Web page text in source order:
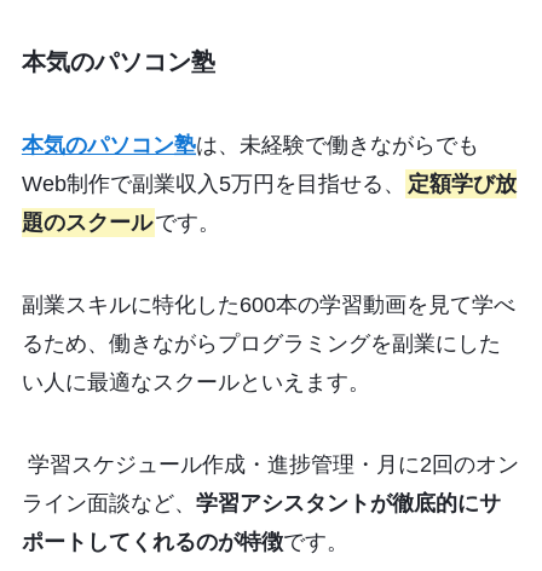
本気のパソコン塾
本気のパソコン塾は、未経験で働きながらでも
Web制作で副業収入5万円を目指せる、
定額学び放
題のスクールです。
副業スキルに特化した600本の学習動画を見て学べ
るため、働きながらプログラミングを副業にした
い人に最適なスクールといえます。
学習スケジュール作成・進捗管理・月に2回のオン
ライン面談など、 学習アシスタントが徹底的にサ
ポートしてくれるのが特徴です。